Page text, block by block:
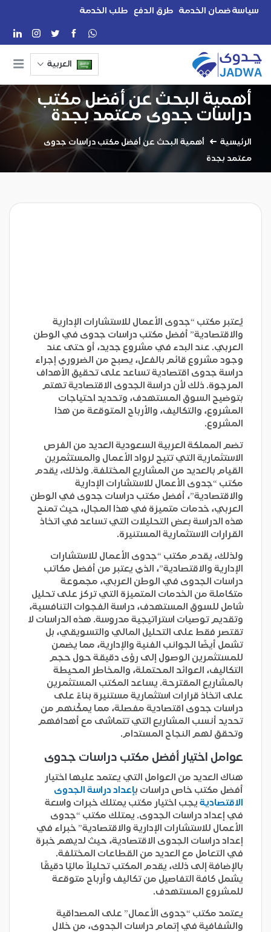
سياسة ضمان الخدمة طرق الدفع طلب الخدمة
العربية
أهمية البحث عن أفضل مكتب
دراسات جدوى معتمد بجدة
الرئيسية
أهمية البحث عن أفضل مكتب دراسات جدوى
معتمد بجدة
يُعتبر مكتب “جدوى الأعمال للاستشارات الإدارية
والاقتصادية” أفضل مكتب دراسات جدوى في الوطن
العربي. عند البدء في مشروع جديد، أو حتى عند
وجود مشروع قائم بالفعل، يصبح من الضروري إجراء
دراسة جدوى اقتصادية تساعد على تحقيق الأهداف
المرجوة. ذلك لأن دراسة الجدوى الاقتصادية تهتم
بتوضيح السوق المستهدف، وتحديد احتياجات
المشروع، والتكاليف، والأرباح المتوقعة من هذا
المشروع.
تضم المملكة العربية السعودية العديد من الفرص
الاستثمارية التي تتيح لرواد الأعمال والمستثمرين
القيام بالعديد من المشاريع المختلفة. ولذلك، يقدم
مكتب “جدوى الأعمال للاستشارات الإدارية
والاقتصادية”، أفضل مكتب دراسات جدوى في الوطن
العربي، خدمات متميزة في هذا المجال، حيث تمنح
هذه الدراسة بعض التحليلات التي تساعد في اتخاذ
القرارات الاستثمارية المستنيرة.
ولذلك، يقدم مكتب “جدوى الأعمال للاستشارات
الإدارية والاقتصادية”، الذي يعتبر من أفضل مكاتب
دراسات الجدوى في الوطن العربي، مجموعة
متكاملة من الخدمات المتميزة التي تركز على تحليل
شامل للسوق المستهدف، دراسة الفجوات التنافسية،
وتقديم توصيات استراتيجية مدروسة. هذه الدراسات لا
تقتصر فقط على التحليل المالي والتسويقي، بل
تشمل أيضًا الجوانب الفنية والإدارية، مما يضمن
للمستثمرين الوصول إلى رؤى دقيقة حول حجم
التكاليف، العوائد المحتملة، والمخاطر المحيطة
بالمشاريع المقترحة. يساعد المكتب المستثمرين
على اتخاذ قرارات استثمارية مستنيرة بناءً على
دراسات جدوى اقتصادية مفصلة، مما يمكّنهم من
تحديد أنسب المشاريع التي تتماشى مع أهدافهم
وتحقق لهم النجاح المستدام.
عوامل اختيار أفضل مكتب دراسات جدوى
هناك العديد من العوامل التي يعتمد عليها اختيار
أفضل مكتب خاص دراسات بإعداد دراسة الجدوى
الاقتصادية يجب اختيار مكتب يمتلك خبرات واسعة
في إعداد دراسات الجدوى. يمتلك مكتب “جدوى
الأعمال للاستشارات الإدارية والاقتصادية” خبراء في
إعداد دراسات الجدوى الاقتصادية، حيث لديهم خبرة
في التعامل مع العديد من القطاعات المختلفة.
بالإضافة إلى ذلك، يقدم المكتب تحليلاً ماليًا دقيقًا
يشمل كافة التفاصيل من تكاليف وأرباح متوقعة
للمشروع المستهدف.
يعتمد مكتب “جدوى الأعمال” على المصداقية
والشفافية في إتمام دراسات الجدوى، من خلال